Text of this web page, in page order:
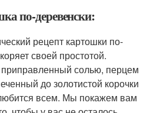
по-деревенски:
рецепт картошки по-
своей простотой.
солью, перцем
до золотистой корочки
всем. Мы покажем вам